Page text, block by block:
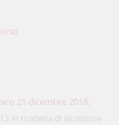
21 dicembre 2018,
in materia di iscrizione